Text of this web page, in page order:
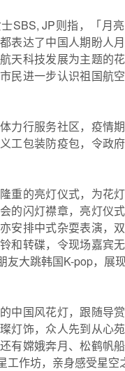
SBS, JP则指，「月
表达了中国人期盼人
天科技发展为主题的
民进一步认识祖国航
力行服务社区，疫情
工包装防疫包，令政
重的亮灯仪式，为花
的闪灯襟章，亮灯仪
安排中式杂耍表演，
和转碟，令现场嘉宾
友大跳韩国K-pop，展
中国风花灯，跟随导赏
灯饰，众人先到从心
有嫦娥奔月、松鹤帆
作坊，亲身感受星空